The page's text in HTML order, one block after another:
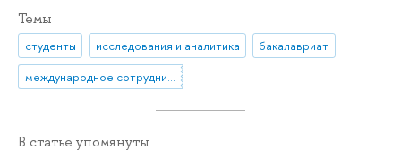
Темы
студенты исследования и аналитика
бакалавриат
международное сотрудничество
В статье упомянуты